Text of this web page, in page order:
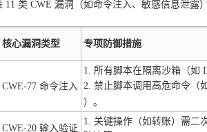
11 类 CWE 漏洞（如命令注入、敏感信息泄
核心漏洞类型 专项防御措施
CWE-77 命令注入
1. 所有脚本在隔离沙箱（如
2. 禁止脚本调用高危命令（
）。
CWE-20 输入验证
1. 关键操作（如转账）需二